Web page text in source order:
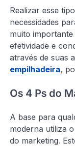
Realizar esse
necessidades
muito
efetividade e
através de suas
empilhadeira,
Os 4 Ps do
A base para
moderna utiliza
do marketing.